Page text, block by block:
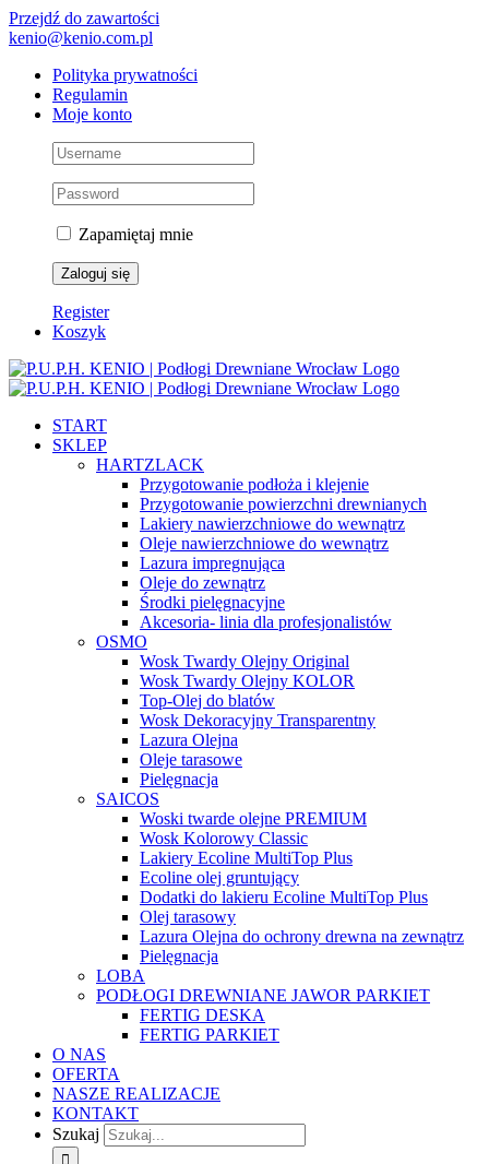
Przejdź do zawartości
kenio@kenio.com.pl
Polityka prywatności
Regulamin
Moje konto
Zapamiętaj mnie
Register
Koszyk
START
SKLEP
HARTZLACK
Przygotowanie podłoża i klejenie
Przygotowanie powierzchni drewnianych
Lakiery nawierzchniowe do wewnątrz
Oleje nawierzchniowe do wewnątrz
Lazura impregnująca
Oleje do zewnątrz
Środki pielęgnacyjne
Akcesoria- linia dla profesjonalistów
OSMO
Wosk Twardy Olejny Original
Wosk Twardy Olejny KOLOR
Top-Olej do blatów
Wosk Dekoracyjny Transparentny
Lazura Olejna
Oleje tarasowe
Pielęgnacja
SAICOS
Woski twarde olejne PREMIUM
Wosk Kolorowy Classic
Lakiery Ecoline MultiTop Plus
Ecoline olej gruntujący
Dodatki do lakieru Ecoline MultiTop Plus
Olej tarasowy
Lazura Olejna do ochrony drewna na zewnątrz
Pielęgnacja
LOBA
PODŁOGI DREWNIANE JAWOR PARKIET
FERTIG DESKA
FERTIG PARKIET
O NAS
OFERTA
NASZE REALIZACJE
KONTAKT
Szukaj